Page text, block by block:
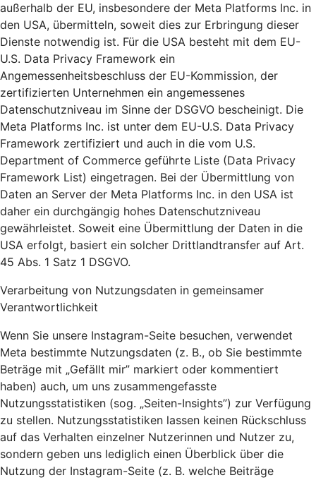
außerhalb der EU, insbesondere der Meta Platforms Inc. in
den USA, übermitteln, soweit dies zur Erbringung dieser
Dienste notwendig ist. Für die USA besteht mit dem EU-
U.S. Data Privacy Framework ein
Angemessenheitsbeschluss der EU-Kommission, der
zertifizierten Unternehmen ein angemessenes
Datenschutzniveau im Sinne der DSGVO bescheinigt. Die
Meta Platforms Inc. ist unter dem EU-U.S. Data Privacy
Framework zertifiziert und auch in die vom U.S.
Department of Commerce geführte Liste (Data Privacy
Framework List) eingetragen. Bei der Übermittlung von
Daten an Server der Meta Platforms Inc. in den USA ist
daher ein durchgängig hohes Datenschutzniveau
gewährleistet. Soweit eine Übermittlung der Daten in die
USA erfolgt, basiert ein solcher Drittlandtransfer auf Art.
45 Abs. 1 Satz 1 DSGVO.
Verarbeitung von Nutzungsdaten in gemeinsamer
Verantwortlichkeit
Wenn Sie unsere Instagram-Seite besuchen, verwendet
Meta bestimmte Nutzungsdaten (z. B., ob Sie bestimmte
Beträge mit „Gefällt mir” markiert oder kommentiert
haben) auch, um uns zusammengefasste
Nutzungsstatistiken (sog. „Seiten-Insights”) zur Verfügung
zu stellen. Nutzungsstatistiken lassen keinen Rückschluss
auf das Verhalten einzelner Nutzerinnen und Nutzer zu,
sondern geben uns lediglich einen Überblick über die
Nutzung der Instagram-Seite (z. B. welche Beiträge